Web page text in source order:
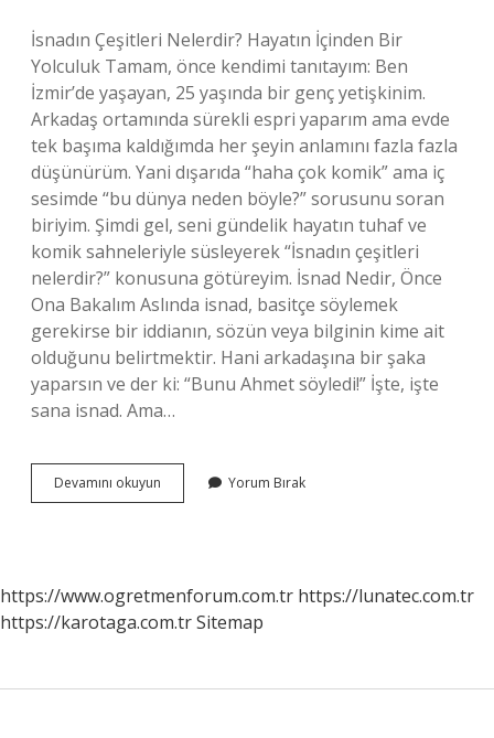
İsnadın Çeşitleri Nelerdir? Hayatın İçinden Bir
Yolculuk Tamam, önce kendimi tanıtayım: Ben
İzmir’de yaşayan, 25 yaşında bir genç yetişkinim.
Arkadaş ortamında sürekli espri yaparım ama evde
tek başıma kaldığımda her şeyin anlamını fazla fazla
düşünürüm. Yani dışarıda “haha çok komik” ama iç
sesimde “bu dünya neden böyle?” sorusunu soran
biriyim. Şimdi gel, seni gündelik hayatın tuhaf ve
komik sahneleriyle süsleyerek “İsnadın çeşitleri
nelerdir?” konusuna götüreyim. İsnad Nedir, Önce
Ona Bakalım Aslında isnad, basitçe söylemek
gerekirse bir iddianın, sözün veya bilginin kime ait
olduğunu belirtmektir. Hani arkadaşına bir şaka
yaparsın ve der ki: “Bunu Ahmet söyledi!” İşte, işte
sana isnad. Ama…
Devamını okuyun
çeşitleri
Yorum Bırak
https://www.ogretmenforum.com.tr https://lunatec.com.tr
https://karotaga.com.trSitemap